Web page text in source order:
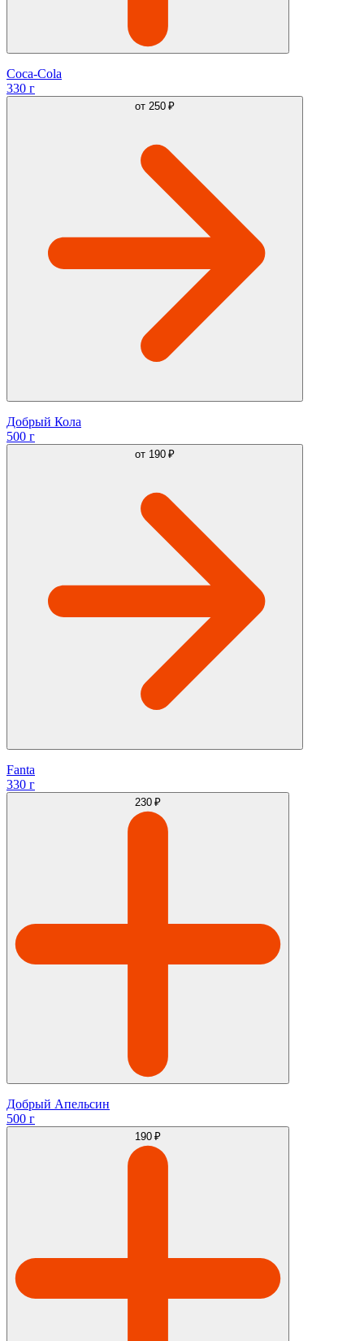
Coca-Cola
330 г
от 250 ₽
Добрый Кола
500 г
от 190 ₽
Fanta
330 г
230 ₽
Добрый Апельсин
500 г
190 ₽